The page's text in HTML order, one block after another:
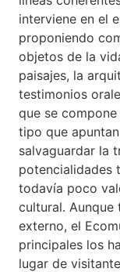
interviene en el
proponiendo
objetos de la
paisajes, la
testimonios
que se
tipo que
salvaguardar la
potencialidades
todavía poco
cultural. Aunque
externo, el
principales los
lugar de